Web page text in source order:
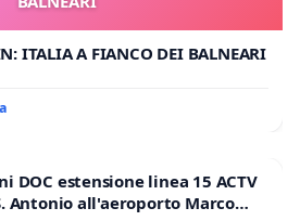
ITALIA A FIANCO DEI BALNEARI
DOC estensione linea 15 ACTV
Antonio all'aeroporto Marco